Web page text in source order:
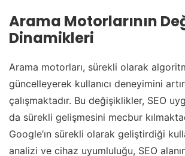
Arama Motorlarının
Dinamikleri
Arama motorları, sürekli olarak
güncelleyerek kullanıcı deneyimini
çalışmaktadır. Bu değişiklikler, SEO
da sürekli gelişmesini mecbur
Google’ın sürekli olarak geliştirdiği
analizi ve cihaz uyumluluğu, SEO